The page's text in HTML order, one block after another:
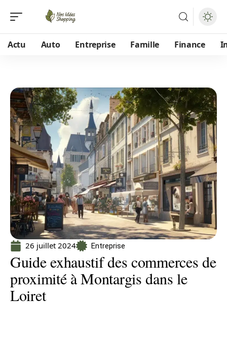
Actu Auto Entreprise Famille Finance
26 juillet 2024 Entreprise
Guide exhaustif des commerces de
proximité à Montargis dans le
Loiret